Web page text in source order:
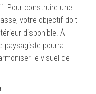
Pour construire une
votre objectif doit
disponible. À
paysagiste pourra
le visuel de